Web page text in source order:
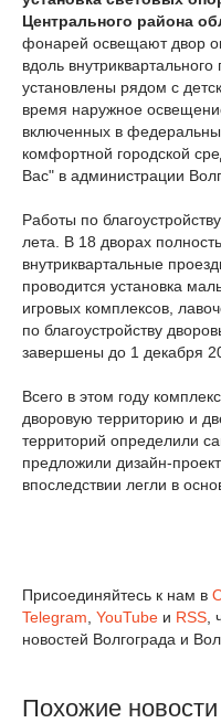
Центрального района
фонарей освещают двор
вдоль
установлены рядом с
время наружное
включенных в
комфортной городской
Вас" в администрации
Работы по
лета. В 18 дворах
внутриквартальные
проводится установка
игровых комплексов,
по благоустройству
завершены до 1 декабря
Всего в этом году
дворовую территорию и
территорий определили
предложили дизайн-
впоследствии легли в
Присоединяйтесь к нам в
Telegram YouTube и RSS
новостей Волгограда и
Похожие новости